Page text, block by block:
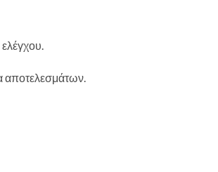
αποτελεσμάτων.